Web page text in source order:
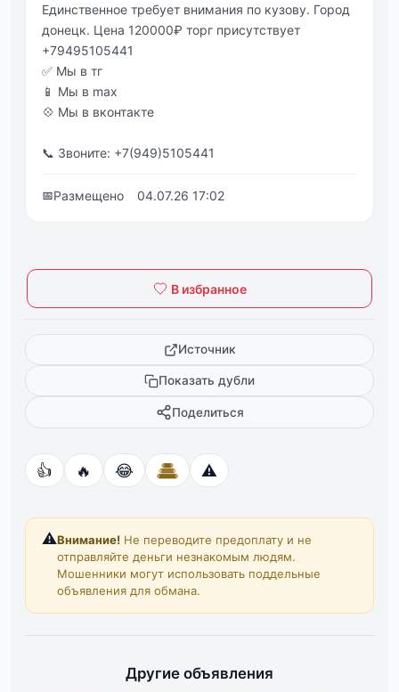
Единственное требует внимания по кузову. Город
донецк. Цена 120000₽ торг присутствует
+79495105441
✅ Мы в тг
📱 Мы в max
💠 Мы в вконтакте
📞 Звоните: +7(949)5105441
📅Размещено 04.07.26 17:02
В избранное
Источник
Показать дубли
Поделиться
👍 🔥 😂 ⚠️
⚠️Внимание! Не переводите предоплату и не
отправляйте деньги незнакомым людям.
Мошенники могут использовать поддельные
объявления для обмана.
Другие объявления